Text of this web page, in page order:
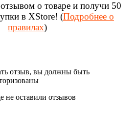
о товаре и получи 50
в XStore! (Подробнее о
правилах)
отзыв, вы должны быть
не оставили отзывов